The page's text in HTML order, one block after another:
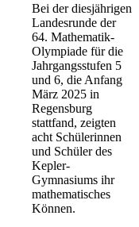
Bei der diesjährigen
Landesrunde der
64. Mathematik-
Olympiade für die
Jahrgangsstufen 5
und 6, die Anfang
März 2025 in
Regensburg
stattfand, zeigten
acht Schülerinnen
und Schüler des
Kepler-
Gymnasiums ihr
mathematisches
Können.